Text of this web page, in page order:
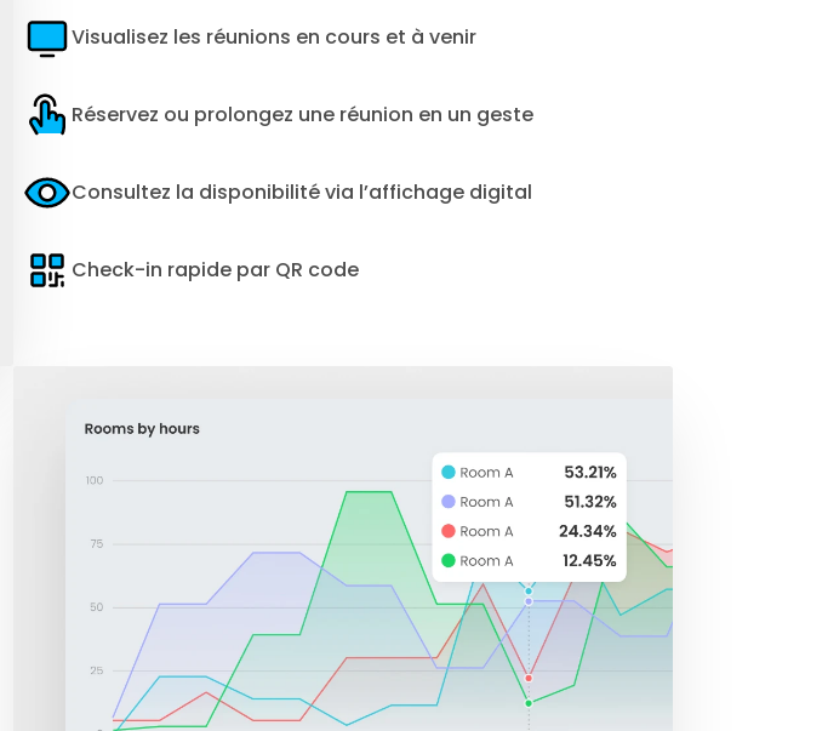
Visualisez les réunions en cours et à venir
Réservez ou prolongez une réunion en un geste
Consultez la disponibilité via l’affichage digital
Check-in rapide par QR code